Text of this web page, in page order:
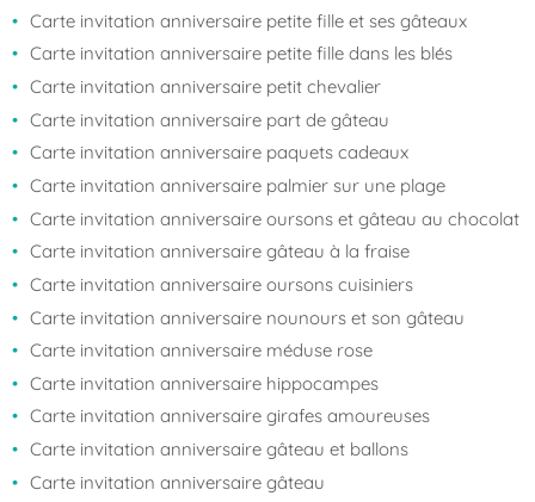
Carte invitation anniversaire petite fille et ses gâteaux
Carte invitation anniversaire petite fille dans les blés
Carte invitation anniversaire petit chevalier
Carte invitation anniversaire part de gâteau
Carte invitation anniversaire paquets cadeaux
Carte invitation anniversaire palmier sur une plage
Carte invitation anniversaire oursons et gâteau au chocolat
Carte invitation anniversaire gâteau à la fraise
Carte invitation anniversaire oursons cuisiniers
Carte invitation anniversaire nounours et son gâteau
Carte invitation anniversaire méduse rose
Carte invitation anniversaire hippocampes
Carte invitation anniversaire girafes amoureuses
Carte invitation anniversaire gâteau et ballons
Carte invitation anniversaire gâteau